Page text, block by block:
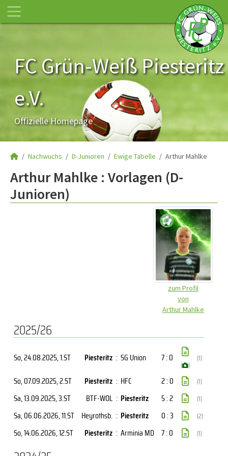
FC Grün-Weiß Piesteritz
e.V.
Offizielle Homepage
Nachwuchs D-Junioren Ewige Tabelle Arthur Mahlke
Arthur Mahlke : Vorlagen (D-
Junioren)
zum Profil
von
Arthur Mahlke
2025/26
So, 24.08.2025, 1.ST Piesteritz : SG Union 7 : 0
( )
(1)
So, 07.09.2025, 2.ST Piesteritz : HFC 2 : 0 (1)
Sa, 13.09.2025, 3.ST BTF-WOL : Piesteritz 5 : 2 (1)
Sa, 06.06.2026, 11.ST Heyrothsb. : Piesteritz 0 : 3 (2)
So, 14.06.2026, 12.ST Piesteritz : Arminia MD 7 : 0 (1)